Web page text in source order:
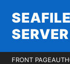
SEAFILE
SERVER
FRONT PAGE